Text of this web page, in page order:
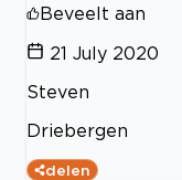
Beveelt aan
21 July 2020
Steven
Driebergen
delen